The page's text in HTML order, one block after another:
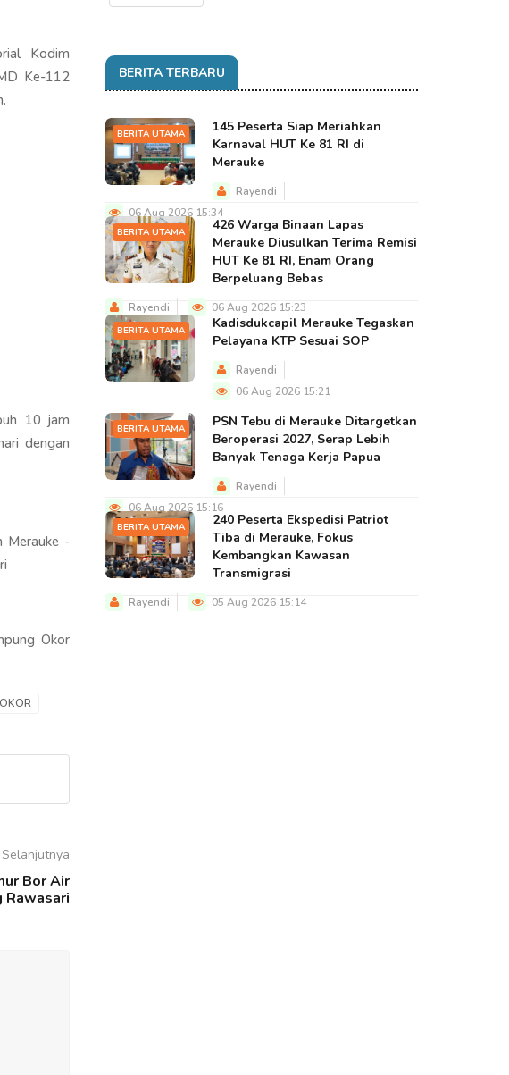
Kodim
Ke-112
10 jam
dengan
Merauke -
Okor
OKOR
Selanjutnya
Bor Air
Rawasari
BERITA TERBARU
BERITA UTAMA
145 Peserta Siap Meriahkan
Karnaval HUT Ke 81 RI di
Merauke
Rayendi
06 Aug 2026 15:34
BERITA UTAMA
426 Warga Binaan Lapas
Merauke Diusulkan Terima Remisi
HUT Ke 81 RI, Enam Orang
Berpeluang Bebas
Rayendi 06 Aug 2026 15:23
BERITA UTAMA
Kadisdukcapil Merauke Tegaskan
Pelayana KTP Sesuai SOP
Rayendi
06 Aug 2026 15:21
BERITA UTAMA
PSN Tebu di Merauke Ditargetkan
Beroperasi 2027, Serap Lebih
Banyak Tenaga Kerja Papua
Rayendi
06 Aug 2026 15:16
BERITA UTAMA
240 Peserta Ekspedisi Patriot
Tiba di Merauke, Fokus
Kembangkan Kawasan
Transmigrasi
Rayendi 05 Aug 2026 15:14